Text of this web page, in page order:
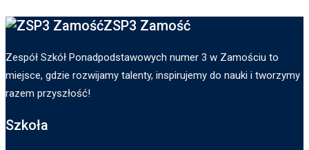
ZSP3 Zamość
Zespół Szkół Ponadpodstawowych numer 3 w Zamościu to
miejsce, gdzie rozwijamy talenty, inspirujemy do nauki i tworzymy
razem przyszłość!
Szkoła